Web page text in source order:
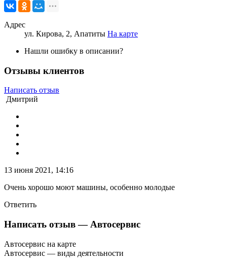
Адрес
ул. Кирова, 2, Апатиты На карте
Нашли ошибку в описании?
Отзывы клиентов
Написать отзыв
Дмитрий
13 июня 2021, 14:16
Очень хорошо моют машины, особенно молодые
Ответить
Написать отзыв— Автосервис
Автосервис на карте
Автосервис — виды деятельности